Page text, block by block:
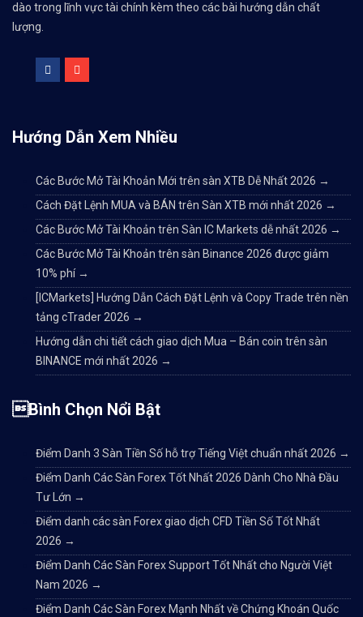
dào trong lĩnh vực tài chính kèm theo các bài hướng dẫn chất
lượng.
Hướng Dẫn Xem Nhiều
Các Bước Mở Tài Khoản Mới trên sàn XTB Dễ Nhất 2026 →
Cách Đặt Lệnh MUA và BÁN trên Sàn XTB mới nhất 2026 →
Các Bước Mở Tài Khoản trên Sàn IC Markets dễ nhất 2026 →
Các Bước Mở Tài Khoản trên sàn Binance 2026 được giảm
10% phí →
[ICMarkets] Hướng Dẫn Cách Đặt Lệnh và Copy Trade trên nền
tảng cTrader 2026 →
Hướng dẫn chi tiết cách giao dịch Mua – Bán coin trên sàn
BINANCE mới nhất 2026 →
Bình Chọn Nổi Bật
Điểm Danh 3 Sàn Tiền Số hỗ trợ Tiếng Việt chuẩn nhất 2026 →
Điểm Danh Các Sàn Forex Tốt Nhất 2026 Dành Cho Nhà Đầu
Tư Lớn →
Điểm danh các sàn Forex giao dịch CFD Tiền Số Tốt Nhất
2026 →
Điểm Danh Các Sàn Forex Support Tốt Nhất cho Người Việt
Nam 2026 →
Điểm Danh Các Sàn Forex Mạnh Nhất về Chứng Khoán Quốc